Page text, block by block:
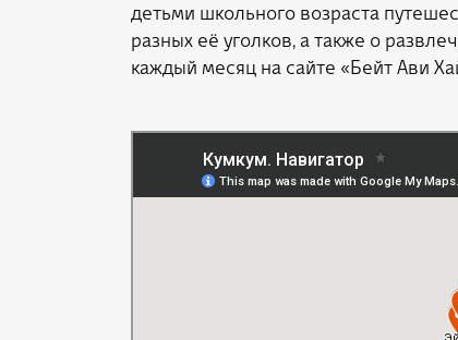
детьми школьного возраста
разных её уголков, а также о
каждый месяц на сайте «Бейт Ави